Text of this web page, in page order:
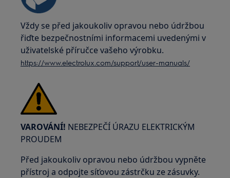
Vždy se před jakoukoliv opravou nebo údržbou
řiďte bezpečnostními informacemi uvedenými v
uživatelské příručce vašeho výrobku.
https://www.electrolux.com/support/user-manuals/
VAROVÁNÍ! NEBEZPEČÍ ÚRAZU ELEKTRICKÝM
PROUDEM
Před jakoukoliv opravou nebo údržbou vypněte
přístroj a odpojte síťovou zástrčku ze zásuvky.